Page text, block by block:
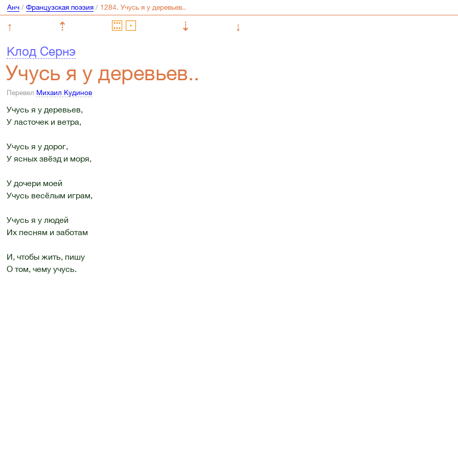
Анч/ Французская поэзия/
↑ ⇡ ⇣
↓
Клод Сернэ
Учусь я у деревьев..
Перевел Михаил Кудинов
Учусь я у деревьев,
У ласточек и ветра,
Учусь я у дорог,
У ясных звёзд и моря,
У дочери моей
Учусь весёлым играм,
Учусь я у людей
Их песням и заботам
И, чтобы жить, пишу
О том, чему учусь.